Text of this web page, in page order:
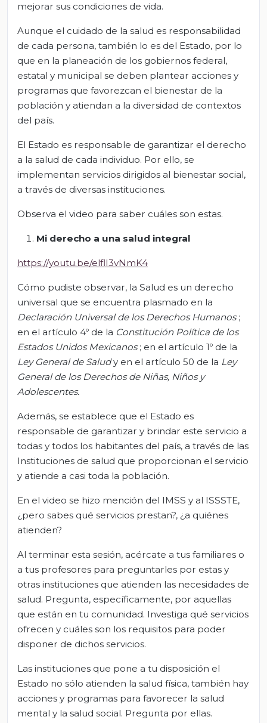
mejorar sus condiciones de vida.
Aunque el cuidado de la salud es responsabilidad
de cada persona, también lo es del Estado, por lo
que en la planeación de los gobiernos federal,
estatal y municipal se deben plantear acciones y
programas que favorezcan el bienestar de la
población y atiendan a la diversidad de contextos
del país.
El Estado es responsable de garantizar el derecho
a la salud de cada individuo. Por ello, se
implementan servicios dirigidos al bienestar social,
a través de diversas instituciones.
Observa el video para saber cuáles son estas.
Mi derecho a una salud integral
https://youtu.be/elflI3vNmK4
Cómo pudiste observar, la Salud es un derecho
universal que se encuentra plasmado en la
Declaración Universal de los Derechos Humanos;
en el artículo 4º de la Constitución Política de los
Estados Unidos Mexicanos; en el artículo 1º de la
Ley General de Saludy en el artículo 50 de la Ley
General de los Derechos de Niñas, Niños y
Adolescentes.
Además, se establece que el Estado es
responsable de garantizar y brindar este servicio a
todas y todos los habitantes del país, a través de las
Instituciones de salud que proporcionan el servicio
y atiende a casi toda la población.
En el video se hizo mención del IMSS y al ISSSTE,
¿pero sabes qué servicios prestan?, ¿a quiénes
atienden?
Al terminar esta sesión, acércate a tus familiares o
a tus profesores para preguntarles por estas y
otras instituciones que atienden las necesidades de
salud. Pregunta, específicamente, por aquellas
que están en tu comunidad. Investiga qué servicios
ofrecen y cuáles son los requisitos para poder
disponer de dichos servicios.
Las instituciones que pone a tu disposición el
Estado no sólo atienden la salud física, también hay
acciones y programas para favorecer la salud
mental y la salud social. Pregunta por ellas.